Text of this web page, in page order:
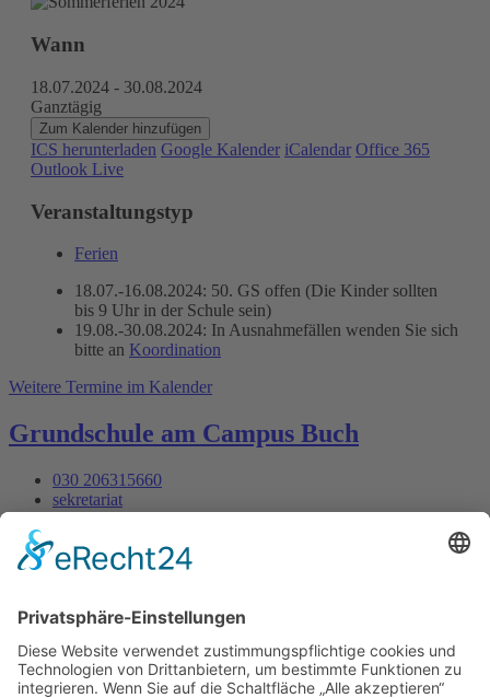
Wann
18.07.2024 - 30.08.2024
Ganztägig
Zum Kalender hinzufügen
ICS herunterladen Google Kalender iCalendar Office 365
Outlook Live
Veranstaltungstyp
Ferien
18.07.-16.08.2024: 50. GS offen (Die Kinder sollten
bis 9 Uhr in der Schule sein)
19.08.-30.08.2024: In Ausnahmefällen wenden Sie sich
bitte an Koordination
Weitere Termine im Kalender
Grundschule am Campus Buch
030 206315660
sekretariat
Mo - Fr : 07:30 - 13:30
Datenschutz
Webdesign